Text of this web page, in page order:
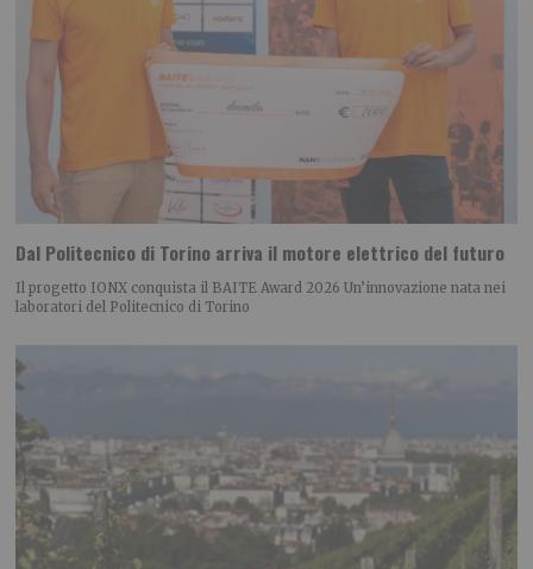
Dal Politecnico di Torino arriva il motore elettrico del futuro
Il progetto IONX conquista il BAITE Award 2026 Un’innovazione nata nei
laboratori del Politecnico di Torino